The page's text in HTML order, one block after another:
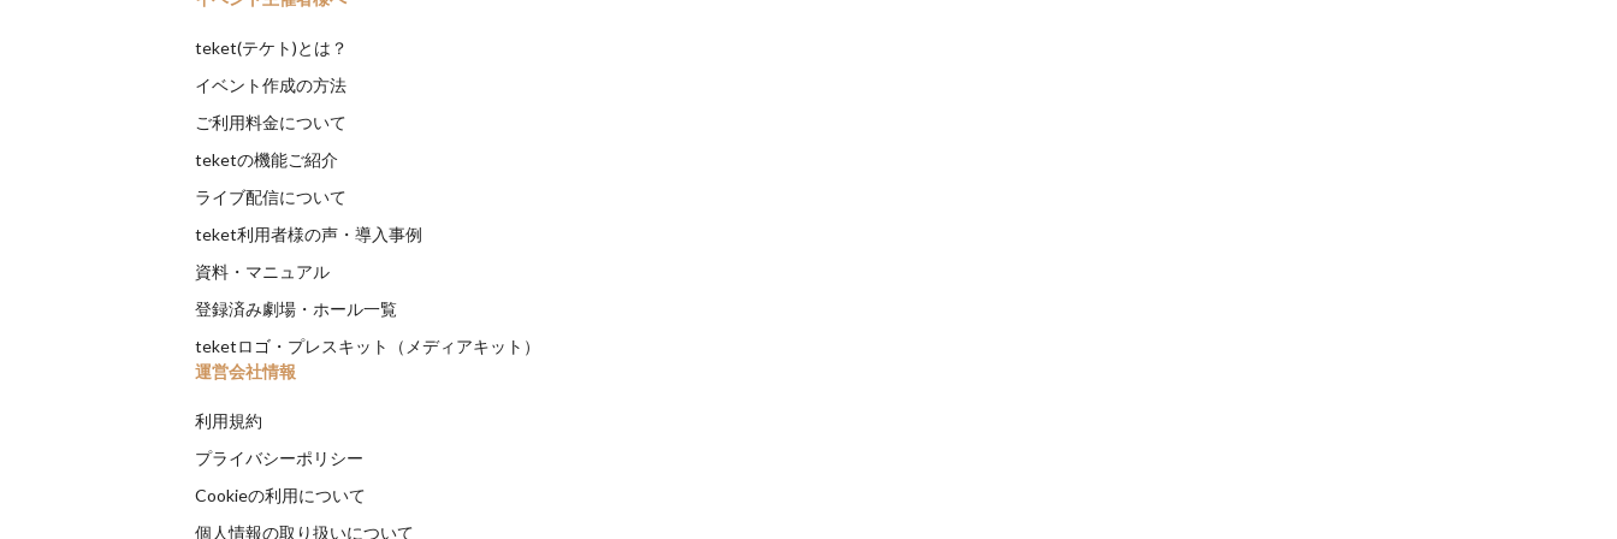
teket(テケト)とは？
イベント作成の方法
ご利用料金について
teketの機能ご紹介
ライブ配信について
teket利用者様の声・導入事例
資料・マニュアル
登録済み劇場・ホール一覧
teketロゴ・プレスキット（メディアキット）
運営会社情報
利用規約
プライバシーポリシー
Cookieの利用について
個人情報の取り扱いについて